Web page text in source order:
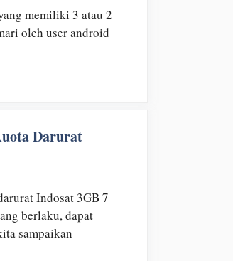
memiliki 3 atau 2
oleh user android
Darurat
Indosat 3GB 7
berlaku, dapat
sampaikan